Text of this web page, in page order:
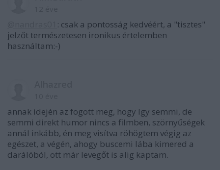
: csak a pontosság kedvéért, a "tisztes"
jelzőt természetesen ironikus értelemben
használtam:-)
annak idején az fogott meg, hogy így semmi, de
semmi direkt humor nincs a filmben, szörnyűségek
annál inkább, én meg visítva röhögtem végig az
egészet, a végén, ahogy buscemi lába kimered a
darálóból, ott már levegőt is alig kaptam.